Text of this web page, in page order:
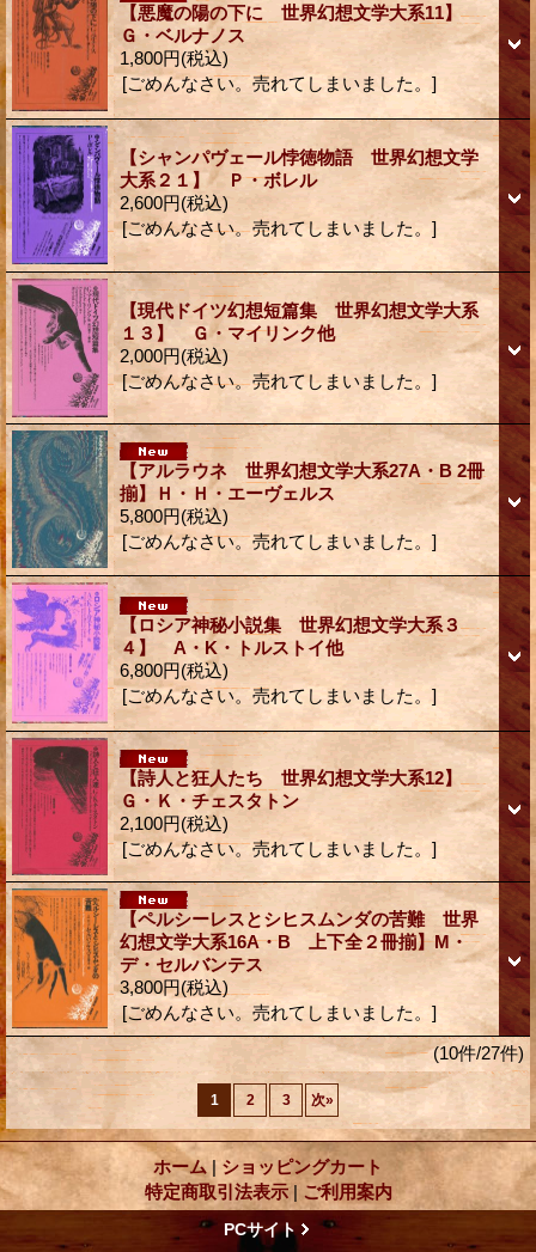
【悪魔の陽の下に 世界幻想文学大系11】
Ｇ・ベルナノス
1,800円(税込)
[ごめんなさい。売れてしまいました。]
【シャンパヴェール悖徳物語 世界幻想文学
大系２１】 Ｐ・ボレル
2,600円(税込)
[ごめんなさい。売れてしまいました。]
【現代ドイツ幻想短篇集 世界幻想文学大系
１３】 Ｇ・マイリンク他
2,000円(税込)
[ごめんなさい。売れてしまいました。]
【アルラウネ 世界幻想文学大系27A・B 2冊
揃】Ｈ・Ｈ・エーヴェルス
5,800円(税込)
[ごめんなさい。売れてしまいました。]
【ロシア神秘小説集 世界幻想文学大系３
４】 A・K・トルストイ他
6,800円(税込)
[ごめんなさい。売れてしまいました。]
【詩人と狂人たち 世界幻想文学大系12】
Ｇ・Ｋ・チェスタトン
2,100円(税込)
[ごめんなさい。売れてしまいました。]
【ペルシーレスとシヒスムンダの苦難 世界
幻想文学大系16A・B 上下全２冊揃】M・
デ・セルバンテス
3,800円(税込)
[ごめんなさい。売れてしまいました。]
(10件/27件)
1 2 3 次»
ホーム | ショッピングカート
特定商取引法表示 | ご利用案内
PCサイト